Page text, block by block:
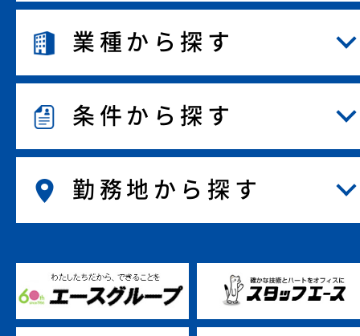
業種から探す
条件から探す
勤務地から探す